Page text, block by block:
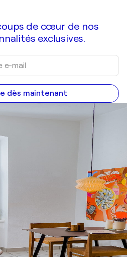
de cœur de nos
exclusives.
dès maintenant